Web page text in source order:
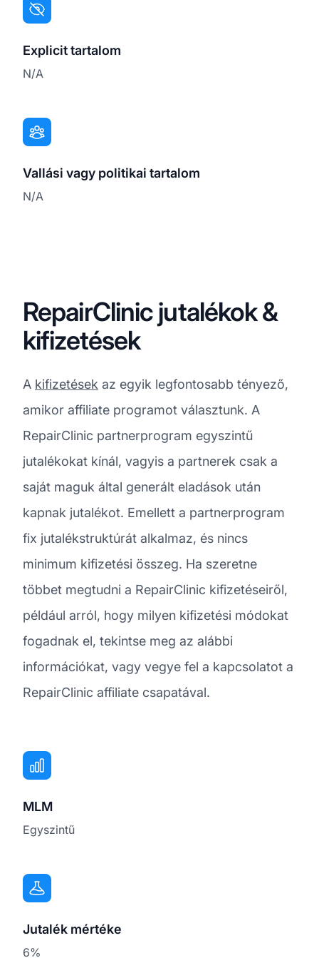
Explicit tartalom
N/A
Vallási vagy politikai tartalom
N/A
RepairClinic jutalékok &
kifizetések
A kifizetések az egyik legfontosabb tényező,
amikor affiliate programot választunk. A
RepairClinic partnerprogram egyszintű
jutalékokat kínál, vagyis a partnerek csak a
saját maguk által generált eladások után
kapnak jutalékot. Emellett a partnerprogram
fix jutalékstruktúrát alkalmaz, és nincs
minimum kifizetési összeg. Ha szeretne
többet megtudni a RepairClinic kifizetéseiről,
például arról, hogy milyen kifizetési módokat
fogadnak el, tekintse meg az alábbi
információkat, vagy vegye fel a kapcsolatot a
RepairClinic affiliate csapatával.
MLM
Egyszintű
Jutalék mértéke
6%